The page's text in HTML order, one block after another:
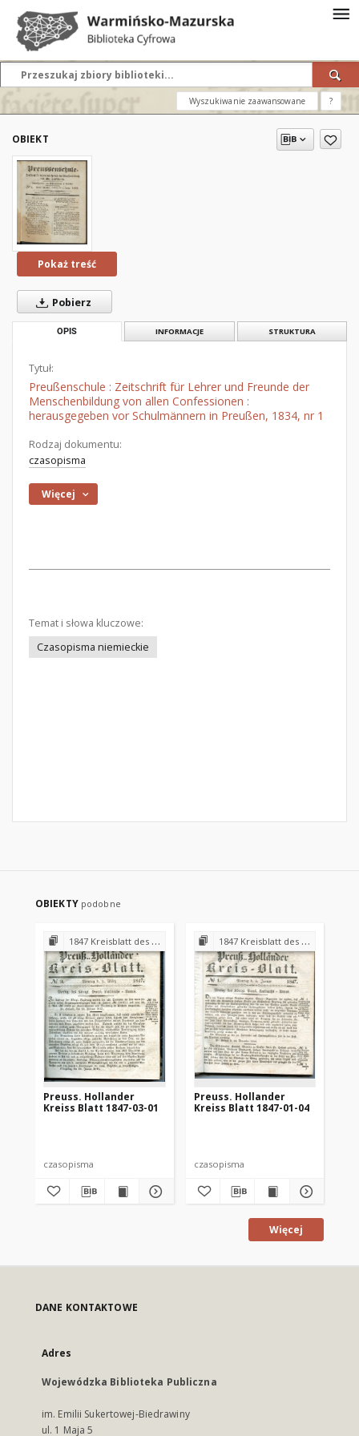
Wyszukiwanie zaawansowane ?
OBIEKT
Pokaż treść
Pobierz
OPIS INFORMACJE STRUKTURA
Tytuł:
Preußenschule : Zeitschrift für Lehrer und Freunde der
Menschenbildung von allen Confessionen :
herausgegeben vor Schulmännern in Preußen, 1834, nr 1
Rodzaj dokumentu:
czasopisma
Więcej
Temat i słowa kluczowe:
Czasopisma niemieckie
OBIEKTY podobne
1847 Kreisblatt des Königl. Preuss. Landraths-Amtes Preuss. Holland
Preuss. Hollander
Kreiss Blatt 1847-03-01
czasopisma
1847 Kreisblatt des Königl. Preuss. Landraths-Amtes Preuss. Holland
Preuss. Hollander
Kreiss Blatt 1847-01-04
czasopisma
Więcej
DANE KONTAKTOWE
Adres
Wojewódzka Biblioteka Publiczna
im. Emilii Sukertowej-Biedrawiny
ul. 1 Maja 5